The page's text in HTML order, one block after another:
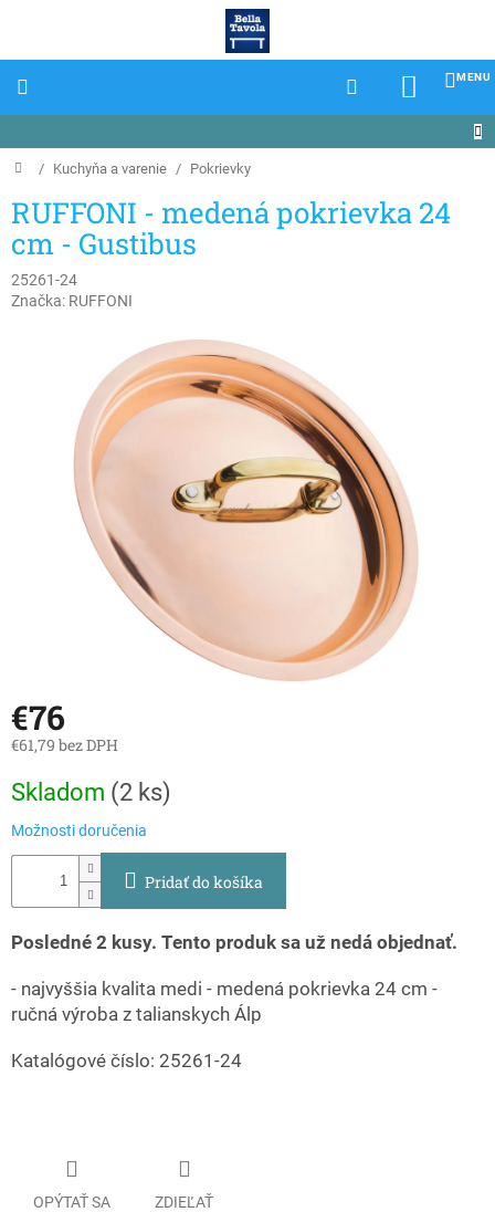
Domov
/ Kuchyňa a varenie / Pokrievky
RUFFONI - medená pokrievka 24
cm - Gustibus
25261-24
Značka: RUFFONI
€76
€61,79 bez DPH
cena:
Skladom (2 ks)
Možnosti doručenia
Pridať do košíka
Posledné 2 kusy. Tento produk sa už nedá objednať.
- najvyššia kvalita medi - medená pokrievka 24 cm -
ručná výroba z talianskych Álp
Katalógové číslo: 25261-24
OPÝTAŤ SA ZDIEĽAŤ